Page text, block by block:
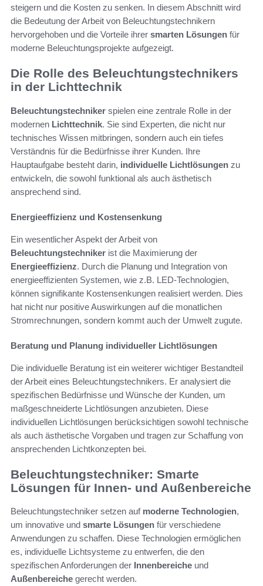
steigern und die Kosten zu senken. In diesem Abschnitt wird
die Bedeutung der Arbeit von Beleuchtungstechnikern
hervorgehoben und die Vorteile ihrer smarten Lösungen für
moderne Beleuchtungsprojekte aufgezeigt.
Die Rolle des Beleuchtungstechnikers
in der Lichttechnik
Beleuchtungstechniker spielen eine zentrale Rolle in der
modernen Lichttechnik. Sie sind Experten, die nicht nur
technisches Wissen mitbringen, sondern auch ein tiefes
Verständnis für die Bedürfnisse ihrer Kunden. Ihre
Hauptaufgabe besteht darin, individuelle Lichtlösungen zu
entwickeln, die sowohl funktional als auch ästhetisch
ansprechend sind.
Energieeffizienz und Kostensenkung
Ein wesentlicher Aspekt der Arbeit von
Beleuchtungstechniker ist die Maximierung der
Energieeffizienz. Durch die Planung und Integration von
energieeffizienten Systemen, wie z.B. LED-Technologien,
können signifikante Kostensenkungen realisiert werden. Dies
hat nicht nur positive Auswirkungen auf die monatlichen
Stromrechnungen, sondern kommt auch der Umwelt zugute.
Beratung und Planung individueller Lichtlösungen
Die individuelle Beratung ist ein weiterer wichtiger Bestandteil
der Arbeit eines Beleuchtungstechnikers. Er analysiert die
spezifischen Bedürfnisse und Wünsche der Kunden, um
maßgeschneiderte Lichtlösungen anzubieten. Diese
individuellen Lichtlösungen berücksichtigen sowohl technische
als auch ästhetische Vorgaben und tragen zur Schaffung von
ansprechenden Lichtkonzepten bei.
Beleuchtungstechniker: Smarte
Lösungen für Innen- und Außenbereiche
Beleuchtungstechniker setzen auf moderne Technologien,
um innovative und smarte Lösungen für verschiedene
Anwendungen zu schaffen. Diese Technologien ermöglichen
es, individuelle Lichtsysteme zu entwerfen, die den
spezifischen Anforderungen der Innenbereiche und
Außenbereiche gerecht werden.